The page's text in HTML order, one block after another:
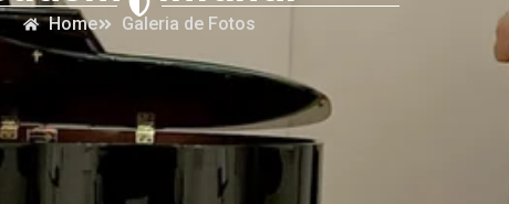
Home Galeria de Fotos